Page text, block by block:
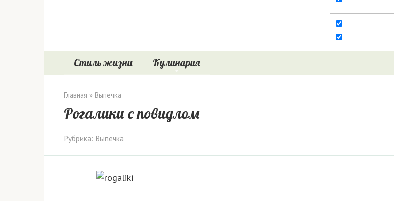
Стиль жизни Кулинария
Главная » Выпечка
Рогалики с повидлом
Рубрика: Выпечка